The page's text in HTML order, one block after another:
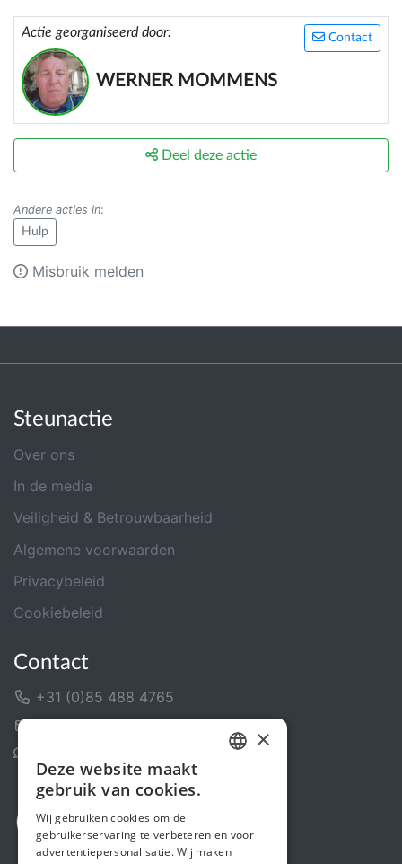
Contact
Actie georganiseerd door:
WERNER MOMMENS
Deel deze actie
Andere acties in:
Hulp
Misbruik melden
Steunactie
Over ons
In de media
Veiligheid & Betrouwbaarheid
Algemene voorwaarden
Privacybeleid
Cookiebeleid
Contact
+31 (0)85 488 4765
ENGLISH
×
Deze website maakt
gebruik van cookies.
Wij gebruiken cookies om de
gebruikerservaring te verbeteren en voor
advertentiepersonalisatie. Wij maken